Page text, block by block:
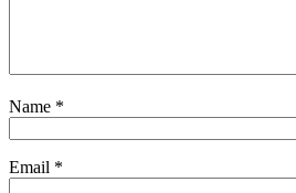
Name *
Email *